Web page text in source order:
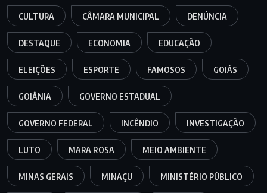
CULTURA CÂMARA MUNICIPAL DENÚNCIA
DESTAQUE ECONOMIA EDUCAÇÃO
ELEIÇÕES ESPORTE FAMOSOS GOIÁS
GOIÂNIA GOVERNO ESTADUAL
GOVERNO FEDERAL INCÊNDIO INVESTIGAÇÃO
LUTO MARA ROSA MEIO AMBIENTE
MINAS GERAIS MINAÇU MINISTÉRIO PÚBLICO